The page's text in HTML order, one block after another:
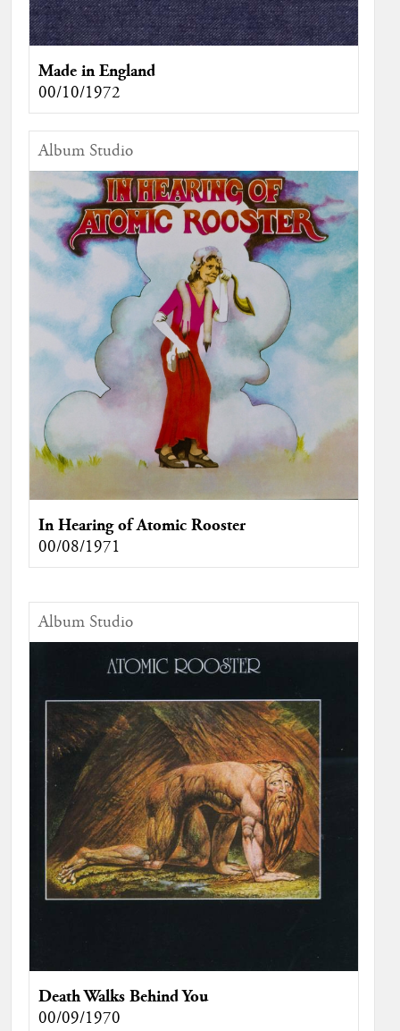
Made in England
00/10/1972
Album Studio
In Hearing of Atomic Rooster
00/08/1971
Album Studio
Death Walks Behind You
00/09/1970